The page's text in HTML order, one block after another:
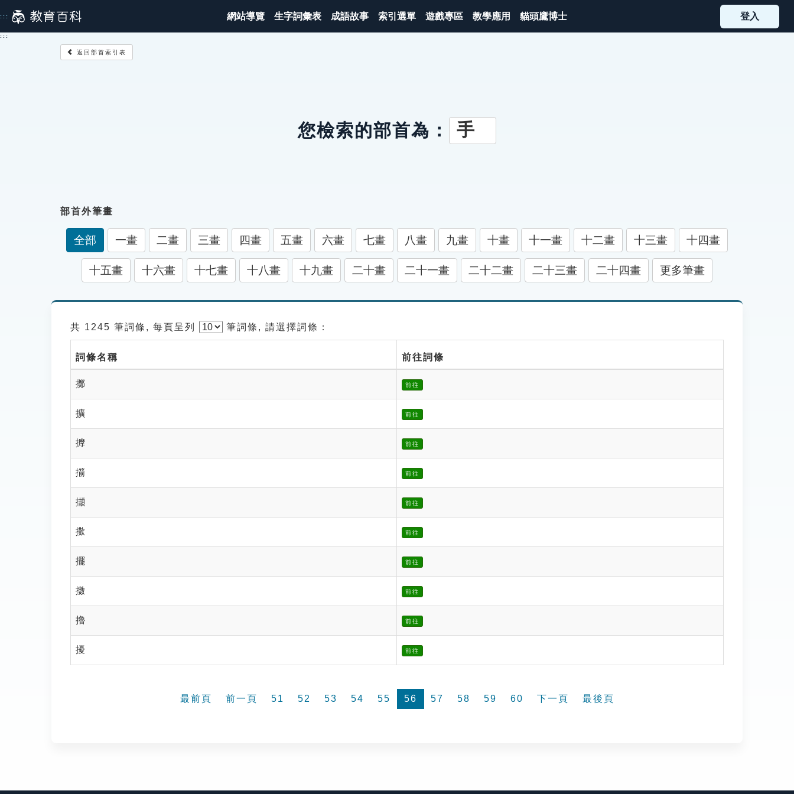
到
主
::: 網站導覽 生字詞彙表 成語故事 索引選單 遊戲專區 教學應用 貓頭鷹博士 登入
:::
返回部首索引表
您檢索的部首為： 手
部首外筆畫
全部 一畫 二畫 三畫 四畫 五畫 六畫 七畫 八畫 九畫 十畫 十一畫 十二畫 十三畫 十四畫
十五畫 十六畫 十七畫 十八畫 十九畫 二十畫 二十一畫 二十二畫 二十三畫 二十四畫 更多筆畫
共 1245 筆詞條, 每頁呈列 筆詞條, 請選擇詞條：
詞條名稱 前往詞條
擲 前往
擴 前往
擵 前往
擶 前往
擷 前往
擹 前往
擺 前往
擻 前往
擼 前往
擾 前往
最前頁 前一頁 51 52 53 54 55 56 57 58 59 60 下一頁 最後頁